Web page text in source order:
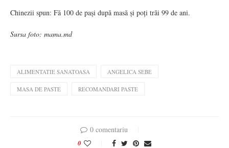
Chinezii spun: Fă 100 de pași după masă și poți trăi 99 de ani.
Sursa foto: mama.md
ALIMENTATIE SANATOASA ANGELICA SEBE
MASA DE PASTE RECOMANDARI PASTE
0 comentariu
0